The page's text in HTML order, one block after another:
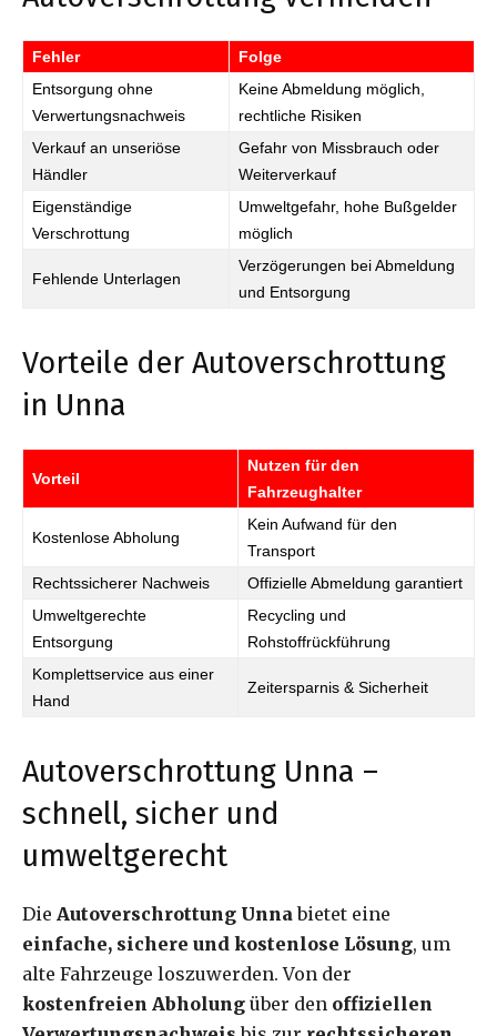
Fehler
Folge
Entsorgung ohne
Verwertungsnachweis
Keine Abmeldung möglich,
rechtliche Risiken
Verkauf an unseriöse
Händler
Gefahr von Missbrauch oder
Weiterverkauf
Eigenständige
Verschrottung
Umweltgefahr, hohe Bußgelder
möglich
Fehlende Unterlagen
Verzögerungen bei Abmeldung
und Entsorgung
Vorteile der Autoverschrottung
in Unna
Vorteil
Nutzen für den
Fahrzeughalter
Kostenlose Abholung
Kein Aufwand für den
Transport
Rechtssicherer Nachweis
Offizielle Abmeldung garantiert
Umweltgerechte
Entsorgung
Recycling und
Rohstoffrückführung
Komplettservice aus einer
Hand
Zeitersparnis & Sicherheit
Autoverschrottung Unna –
schnell, sicher und
umweltgerecht
Die Autoverschrottung Unnabietet eine
einfache, sichere und kostenlose Lösung, um
alte Fahrzeuge loszuwerden. Von der
kostenfreien Abholung über den offiziellen